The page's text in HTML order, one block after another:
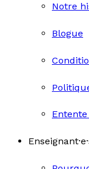
Notre
Blogue